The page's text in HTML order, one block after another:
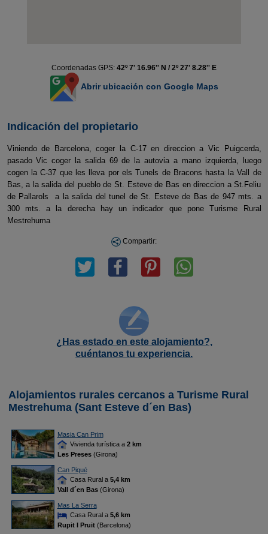
Coordenadas GPS: 42º 7' 16.96'' N / 2º 27' 8.28'' E
Abrir ubicación con Google Maps
Indicación del propietario
Viniendo de Barcelona, coger la C-17 en direccion a Vic Puigcerda,
pasado Vic coger la salida 69 de la autovia a mano izquierda, luego
cogen la C-37 que les lleva por els Tunels de Bracons hasta la Vall de
Bas, a la salida del pueblo de St. Esteve de Bas en direccion a St.Feliu
de Pallarols a la salida del tunel de St. Esteve de Bas de 947 mts. a
300 mts. a la derecha hay un indicador que pone Turisme Rural
Mestrehuma
Compartir:
¿Has estado en este alojamiento?,
cuéntanos tu experiencia.
Alojamientos rurales cercanos a Turisme Rural
Mestrehuma (Sant Esteve d´en Bas)
Masia Can Prim
Vivienda turística a 2 km
Les Preses(Girona)
Can Piqué
Casa Rural a 5,4 km
Vall d´en Bas(Girona)
Mas La Serra
Casa Rural a 5,6 km
Rupit I Pruit(Barcelona)